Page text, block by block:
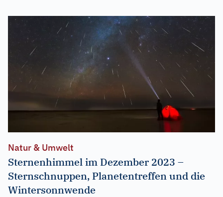
Natur & Umwelt
Sternenhimmel im Dezember 2023 –
Sternschnuppen, Planetentreffen und die
Wintersonnwende